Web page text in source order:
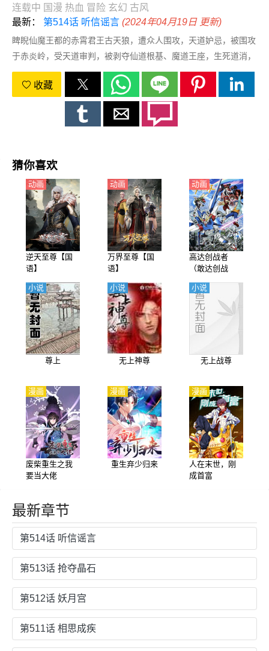
连载中 国漫 热血 冒险 玄幻 古风
最新： 第514话 听信谣言 (2024年04月19日 更新)
睥睨仙魔王都的赤霄君王古天狼，遭众人围攻，天道妒忌，被围攻
于赤炎岭，受天道审判，被剥夺仙道根基、魔道王座，生死道消，
然古天狼却凭借一枚神秘古玉，重生于五百年之后！上一世的仇，
这世来报，上一世的耻，这世来雪！我是古天狼，我为自己代
收藏
猜你喜欢
逆天至尊【国
语】
动画
万界至尊【国
语】
动画
高达创战者
（敢达创战
者）第1季【日
语】
动画
尊上
小说
无上神尊
小说
无上战尊
小说
废柴重生之我
要当大佬
漫画
重生弃少归来
漫画
人在末世，刚
成首富
漫画
最新章节
第514话 听信谣言
第513话 抢夺晶石
第512话 妖月宫
第511话 相思成疾